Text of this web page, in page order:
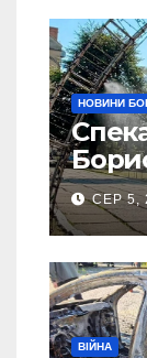
НОВИНИ
від
СЕР 5,
ВІЙНА